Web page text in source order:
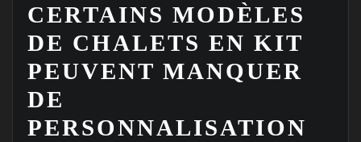
CERTAINS MODÈLES
DE CHALETS EN KIT
PEUVENT MANQUER
DE
PERSONNALISATION